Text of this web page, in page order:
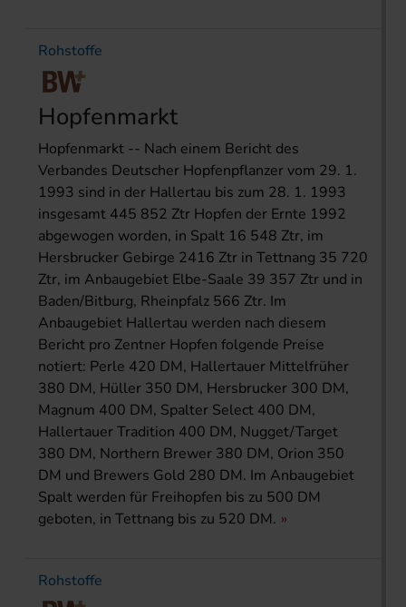
Rohstoffe
Hopfenmarkt
Hopfenmarkt -- Nach einem Bericht des
Verbandes Deutscher Hopfenpflanzer vom 29. 1.
1993 sind in der Hallertau bis zum 28. 1. 1993
insgesamt 445 852 Ztr Hopfen der Ernte 1992
abgewogen worden, in Spalt 16 548 Ztr, im
Hersbrucker Gebirge 2416 Ztr in Tettnang 35 720
Ztr, im Anbaugebiet Elbe-Saale 39 357 Ztr und in
Baden/Bitburg, Rheinpfalz 566 Ztr. Im
Anbaugebiet Hallertau werden nach diesem
Bericht pro Zentner Hopfen folgende Preise
notiert: Perle 420 DM, Hallertauer Mittelfrüher
380 DM, Hüller 350 DM, Hersbrucker 300 DM,
Magnum 400 DM, Spalter Select 400 DM,
Hallertauer Tradition 400 DM, Nugget/Target
380 DM, Northern Brewer 380 DM, Orion 350
DM und Brewers Gold 280 DM. Im Anbaugebiet
Spalt werden für Freihopfen bis zu 500 DM
geboten, in Tettnang bis zu 520 DM.
Rohstoffe